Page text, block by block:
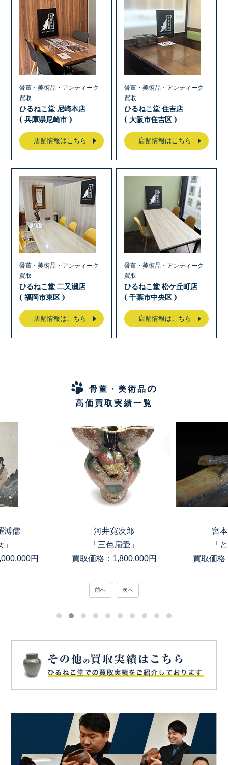
骨董・美術品・アンティーク
買取
ひるねこ堂 尼崎本店
( 兵庫県尼崎市 )
店舗情報はこちら
骨董・美術品・アンティーク
買取
ひるねこ堂 住吉店
( 大阪市住吉区 )
店舗情報はこちら
骨董・美術品・アンティーク
買取
ひるねこ堂 二又瀬店
( 福岡市東区 )
店舗情報はこちら
骨董・美術品・アンティーク
買取
ひるねこ堂 松ケ丘町店
( 千葉市中央区 )
店舗情報はこちら
骨董・美術品の
高価買取実績一覧
溥儒
円
河井寛次郎
「三色扁壷」
買取価格：1,800,000円
宮
「
買取価格
前へ 次へ